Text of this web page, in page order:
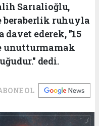
Sarıalioğlu,
beraberlik ruhuyla
ederek, "15
unutturmamak
dedi.
OL